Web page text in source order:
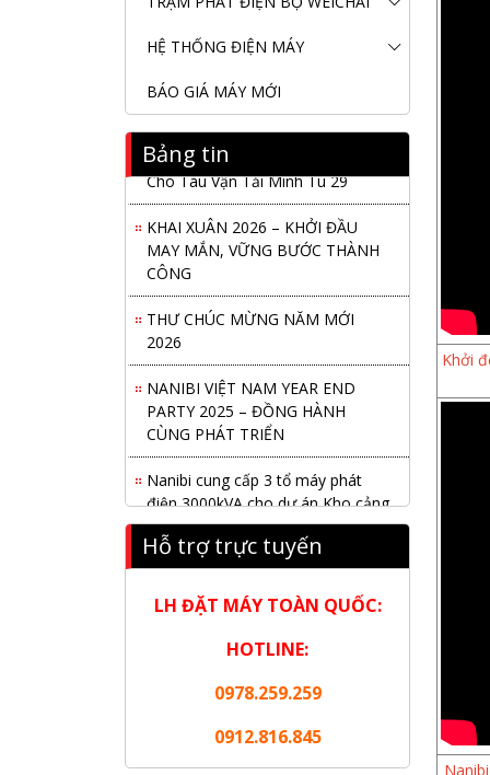
HỆ THỐNG ĐIỆN MÁY
BÁO GIÁ MÁY MỚI
Bảng tin
Nanibi Cung Cấp Động Cơ Weichai
Cho Tàu Vận Tải Minh Tú 29
KHAI XUÂN 2026 – KHỞI ĐẦU
MAY MẮN, VỮNG BƯỚC THÀNH
CÔNG
THƯ CHÚC MỪNG NĂM MỚI
2026
NANIBI VIỆT NAM YEAR END
PARTY 2025 – ĐỒNG HÀNH
CÙNG PHÁT TRIỂN
Nanibi cung cấp 3 tổ máy phát
điện 3000kVA cho dự án Kho cảng
Cái Mép LNG
Hội nghị tổng kết công tác năm
2026 do chi hội tàu du lịch Hạ
Ninh Bình & kỷ niệm 15 năm phát
triển bền vững
Hỗ trợ trực tuyến
LH ĐẶT MÁY TOÀN QUỐC:
HOTLINE:
0978.259.259
0912.816.845
Khởi